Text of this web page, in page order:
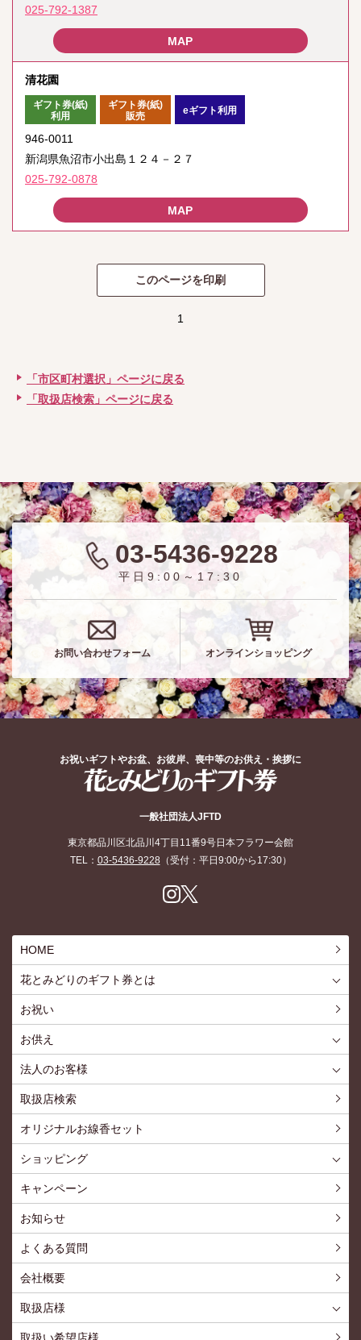
025-792-1387
清花園
ギフト券(紙)
利用
ギフト券(紙)
販売
eギフト利用
946-0011
新潟県魚沼市小出島１２４－２７
025-792-0878
1
「市区町村選択」ページに戻る
「取扱店検索」ページに戻る
03-5436-9228
平日9:00～17:30
お問い合わせフォーム オンラインショッピング
お祝いギフトやお盆、お彼岸、喪中等のお供え・挨拶に
一般社団法人JFTD
東京都品川区北品川4丁目11番9号日本フラワー会館
TEL： 03-5436-9228 （受付：平日9:00から17:30）
HOME
花とみどりのギフト券とは
お祝い
お供え
法人のお客様
取扱店検索
オリジナルお線香セット
ショッピング
キャンペーン
お知らせ
よくある質問
会社概要
取扱店様